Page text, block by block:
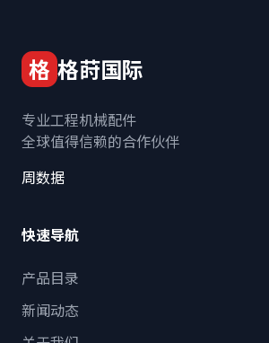
格 格莳国际
专业工程机械配件
全球值得信赖的合作伙伴
周数据
快速导航
产品目录
新闻动态